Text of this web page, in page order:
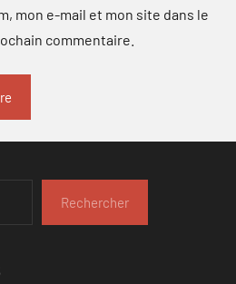
mon e-mail et mon site dans le
commentaire.
Rechercher